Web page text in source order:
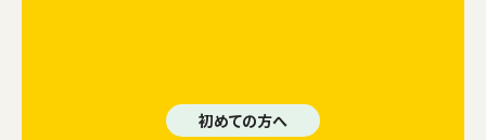
初めての方へ